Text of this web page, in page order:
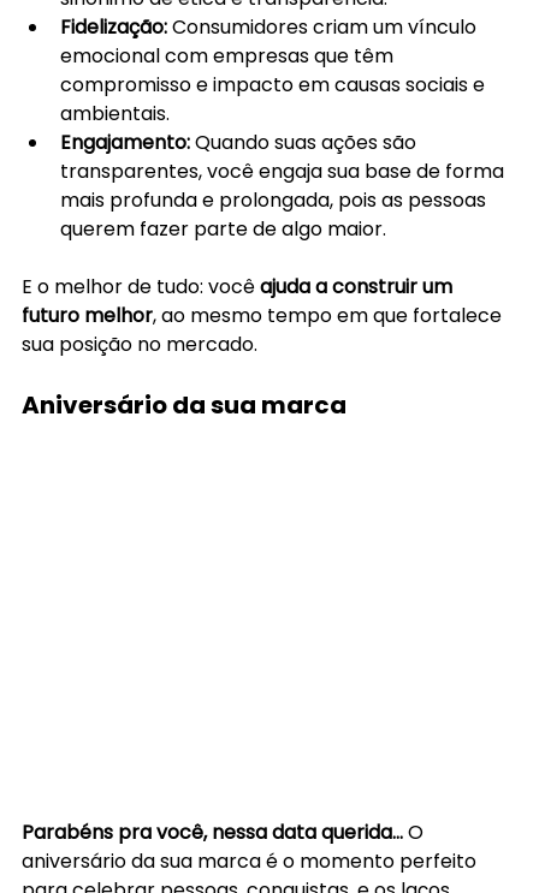
Fidelização: Consumidores criam um vínculo
emocional com empresas que têm
compromisso e impacto em causas sociais e
ambientais.
Engajamento: Quando suas ações são
transparentes, você engaja sua base de forma
mais profunda e prolongada, pois as pessoas
querem fazer parte de algo maior.
E o melhor de tudo: você ajuda a construir um
futuro melhor, ao mesmo tempo em que fortalece
sua posição no mercado.
Aniversário da sua marca
Parabéns pra você, nessa data querida… O
aniversário da sua marca é o momento perfeito